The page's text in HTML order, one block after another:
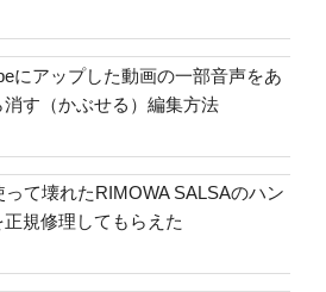
にアップした動画の一部音声をあ
消す（かぶせる）編集方法
って壊れたRIMOWA SALSAのハン
正規修理してもらえた